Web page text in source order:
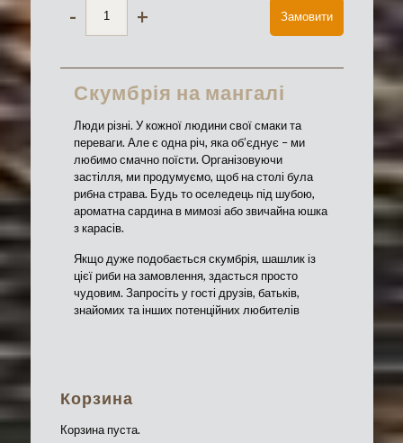
- + Замовити
Скумбрія на мангалі
Люди різні. У кожної людини свої смаки та
переваги. Але є одна річ, яка об’єднує – ми
любимо смачно поїсти. Організовуючи
застілля, ми продумуємо, щоб на столі була
рибна страва. Будь то оселедець під шубою,
ароматна сардина в мимозі або звичайна юшка
з карасів.
Якщо дуже подобається скумбрія, шашлик із
цієї риби на замовлення, здасться просто
чудовим. Запросіть у гості друзів, батьків,
знайомих та інших потенційних любителів
Корисні та дієтичні якості даного продукту
включають одні переваги у харчуванні людини:
Корзина
Корзина пуста.